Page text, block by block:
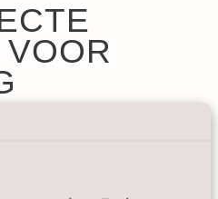
cadeau voor Vaderdag? Dit
Een bierglas met de naam